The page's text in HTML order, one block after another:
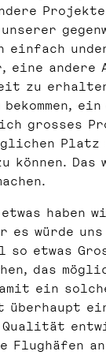
eine andere
zu
bekommen,
grosses
Das
etwas haben
es würde
so etwas
das
ein
überhaupt
Flughäfen